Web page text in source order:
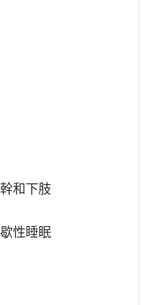
和下肢
性睡眠